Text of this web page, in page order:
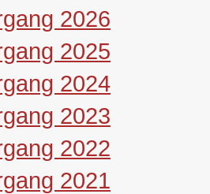
2026
2025
2024
2023
2022
2021